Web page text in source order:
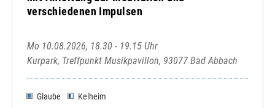
verschiedenen Impulsen
Mo 10.08.2026, 18.30 - 19.15 Uhr
Kurpark, Treffpunkt Musikpavillon, 93077 Bad Abbach
Glaube
Kelheim